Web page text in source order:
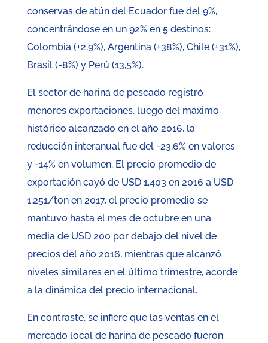
conservas de atún del Ecuador fue del 9%,
concentrándose en un 92% en 5 destinos:
Colombia (+2,9%), Argentina (+38%), Chile (+31%),
Brasil (-8%) y Perú (13,5%).
El sector de harina de pescado registró
menores exportaciones, luego del máximo
histórico alcanzado en el año 2016, la
reducción interanual fue del -23,6% en valores
y -14% en volumen. El precio promedio de
exportación cayó de USD 1.403 en 2016 a USD
1.251/ton en 2017, el precio promedio se
mantuvo hasta el mes de octubre en una
media de USD 200 por debajo del nivel de
precios del año 2016, mientras que alcanzó
niveles similares en el último trimestre, acorde
a la dinámica del precio internacional.
En contraste, se infiere que las ventas en el
mercado local de harina de pescado fueron